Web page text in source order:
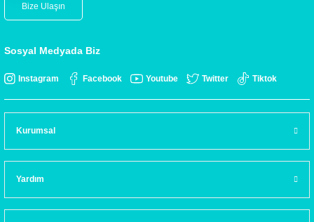
Bize Ulaşın
Sosyal Medyada Biz
Instagram Facebook Youtube Twitter Tiktok
Kurumsal
Yardım